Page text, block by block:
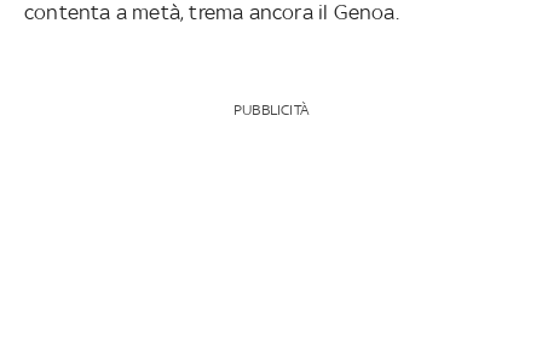
contenta a metà, trema ancora il Genoa.
PUBBLICITÀ